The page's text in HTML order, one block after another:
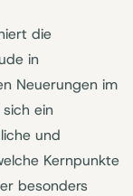
die
in
Neuerungen im
ein
und
Kernpunkte
besonders